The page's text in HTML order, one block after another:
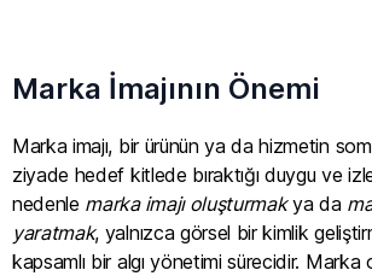
Marka İmajının Önemi
Marka imajı, bir ürünün ya da hizmetin
ziyade hedef kitlede bıraktığı duygu ve
nedenle marka imajı oluşturmakya da
yaratmak, yalnızca görsel bir kimlik
kapsamlı bir algı yönetimi sürecidir. Marka